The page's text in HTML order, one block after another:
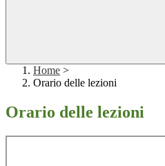
Home >
Orario delle lezioni
Orario delle lezioni